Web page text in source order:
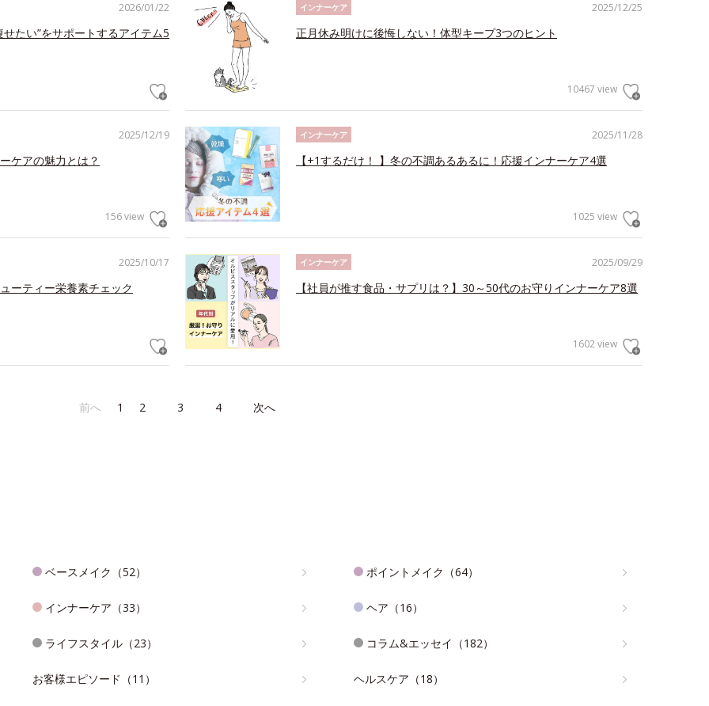
2026/01/22
たい”をサポートするアイテム5
2025/12/25
インナーケア
正月休み明けに後悔しない！体型キープ3つのヒント
10467 view
2025/12/19
ケアの魅力とは？
156 view
2025/11/28
インナーケア
【+1するだけ！ 】冬の不調あるあるに！応援インナーケア4選
1025 view
2025/10/17
ーティー栄養素チェック
2025/09/29
インナーケア
【社員が推す食品・サプリは？】30～50代のお守りインナーケア8選
1602 view
前へ 1 2 3 4 次へ
ベースメイク（52） ポイントメイク（64）
インナーケア（33） ヘア（16）
ライフスタイル（23） コラム&エッセイ（182）
お客様エピソード（11） ヘルスケア（18）